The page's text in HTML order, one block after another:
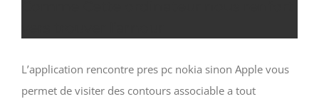
L’application rencontre pres pc nokia sinon Apple vous
permet de visiter des contours associable a tout